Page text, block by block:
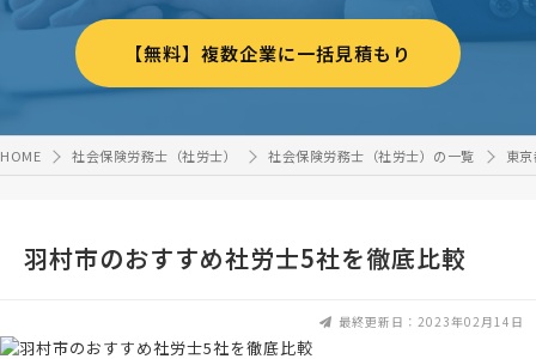
【無料】複数企業に一括見積もり
HOME 社会保険労務士（社労士） 社会保険労務士（社労士）の一覧 東
羽村市のおすすめ社労士5社を徹底比較
最終更新日：2023年02月14日